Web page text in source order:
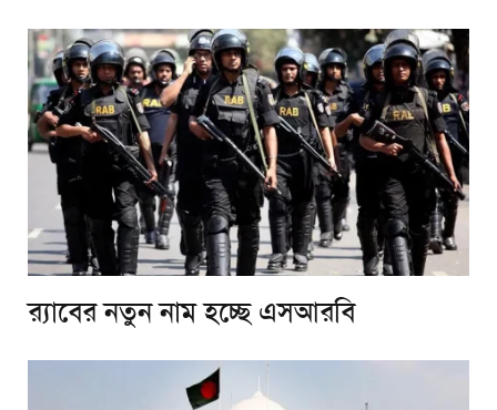
র‌্যাবের নতুন নাম হচ্ছে এসআরবি